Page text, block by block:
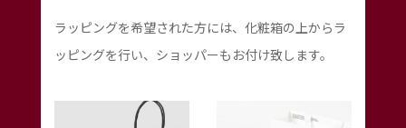
ラッピングを希望された方には、化粧箱の上からラ
ッピングを行い、ショッパーもお付け致します。